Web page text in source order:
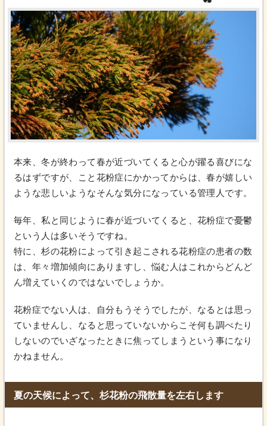
本来、冬が終わって春が近づいてくると心が躍る喜びにな
るはずですが、こと花粉症にかかってからは、春が嬉しい
ような悲しいようなそんな気分になっている管理人です。
毎年、私と同じように春が近づいてくると、花粉症で憂鬱
という人は多いそうですね。
特に、杉の花粉によって引き起こされる花粉症の患者の数
は、年々増加傾向にありますし、悩む人はこれからどんど
ん増えていくのではないでしょうか。
花粉症でない人は、自分もうそうでしたが、なるとは思っ
ていませんし、なると思っていないからこそ何も調べたり
しないのでいざなったときに焦ってしまうという事になり
かねません。
夏の天候によって、杉花粉の飛散量を左右します